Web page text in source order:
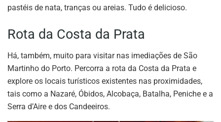
pastéis de nata, tranças ou areias. Tudo é delicioso.
Rota da Costa da Prata
Há, também, muito para visitar nas imediações de São
Martinho do Porto. Percorra a rota da Costa da Prata e
explore os locais turísticos existentes nas proximidades,
tais como a Nazaré, Óbidos, Alcobaça, Batalha, Peniche e a
Serra d’Aire e dos Candeeiros.